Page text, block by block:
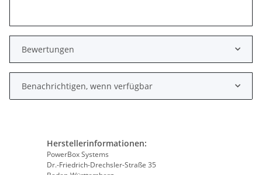
Bewertungen
Benachrichtigen, wenn verfügbar
Herstellerinformationen:
PowerBox Systems
Dr.-Friedrich-Drechsler-Straße 35